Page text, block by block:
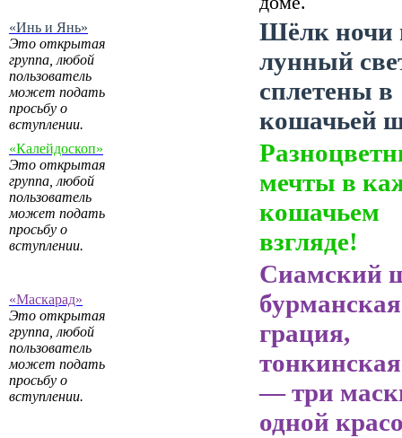
«Инь и Янь»
Это открытая
группа, любой
пользователь
может подать
просьбу о
вступлении.
Шёлк ночи
лунный
сплетены в
кошачьей
«Калейдоскоп»
Это открытая
группа, любой
пользователь
может подать
просьбу о
вступлении.
мечты в
кошачьем
взгляде!
«Маскарад»
Это открытая
группа, любой
пользователь
может подать
просьбу о
вступлении.
Сиамский
бурманская
грация,
— три
одной